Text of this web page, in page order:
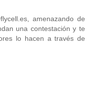
amenazando de
una contestación y te
lo hacen a través de